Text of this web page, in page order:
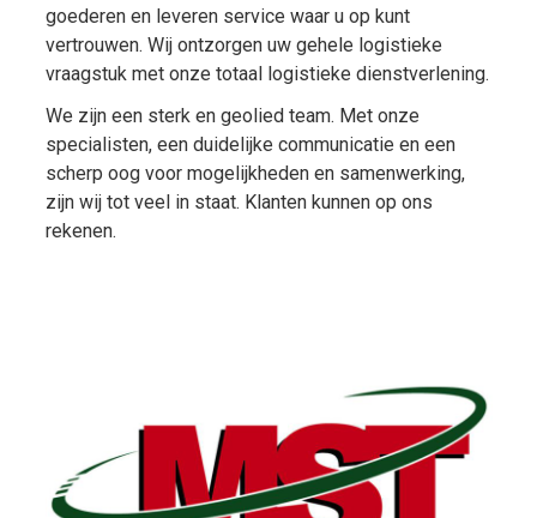
goederen en leveren service waar u op kunt
vertrouwen. Wij ontzorgen uw gehele logistieke
vraagstuk met onze totaal logistieke dienstverlening.
We zijn een sterk en geolied team. Met onze
specialisten, een duidelijke communicatie en een
scherp oog voor mogelijkheden en samenwerking,
zijn wij tot veel in staat. Klanten kunnen op ons
rekenen.